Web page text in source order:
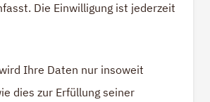
Die Einwilligung ist jederzeit
Ihre Daten nur insoweit
dies zur Erfüllung seiner